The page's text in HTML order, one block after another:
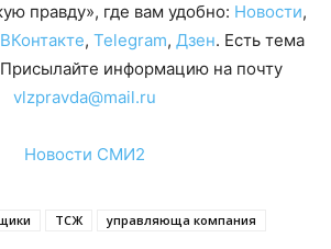
правду», где вам удобно: Новости,
ВКонтакте, Telegram, Дзен. Есть тема
информацию на почту
vlzpravda@mail.ru
Новости СМИ2
ТСЖ управляюща компания